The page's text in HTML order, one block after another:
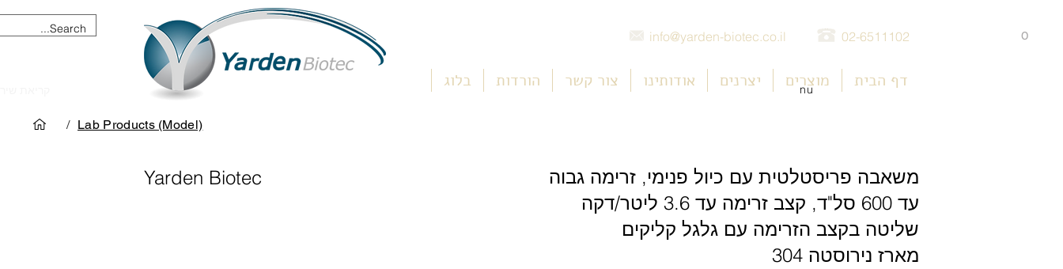
info@yarden-biotec.co.il 02-6511102
דף הבית מוצרים יצרנים אודותינו צור קשר הורדות בלוג nu
0
/ Lab Products (Model)
Yarden Biotec
משאבה פריסטלטית עם כיול פנימי, זרימה גבוה
עד 600 סל"ד, קצב זרימה עד 3.6 ליטר/דקה
שליטה בקצב הזרימה עם גלגל קליקים
מארז נירוסטה 304